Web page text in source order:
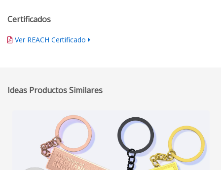
Certificados
Ver REACH Certificado
Ideas Productos Similares